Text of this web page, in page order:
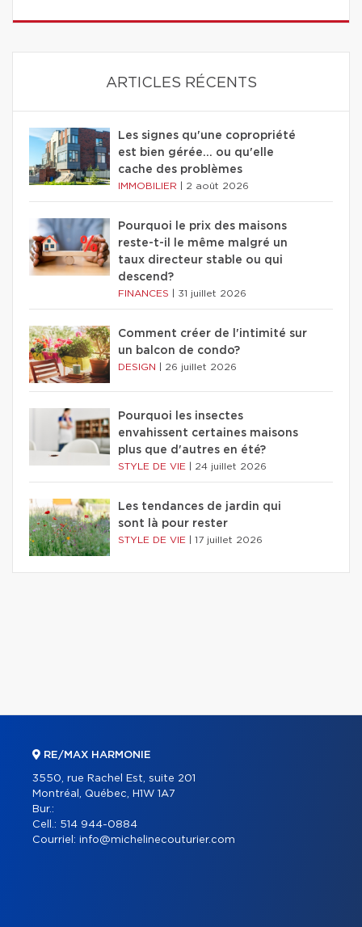
ARTICLES RÉCENTS
Les signes qu'une copropriété
est bien gérée… ou qu'elle
cache des problèmes
IMMOBILIER 2 août 2026
Pourquoi le prix des maisons
reste-t-il le même malgré un
taux directeur stable ou qui
descend?
FINANCES 31 juillet 2026
Comment créer de l'intimité sur
un balcon de condo?
DESIGN 26 juillet 2026
Pourquoi les insectes
envahissent certaines maisons
plus que d'autres en été?
STYLE DE VIE 24 juillet 2026
Les tendances de jardin qui
sont là pour rester
STYLE DE VIE 17 juillet 2026
RE/MAX HARMONIE
3550, rue Rachel Est, suite 201
Montréal, Québec, H1W 1A7
Bur.:
Cell.: 514 944-0884
Courriel: info@michelinecouturier.com